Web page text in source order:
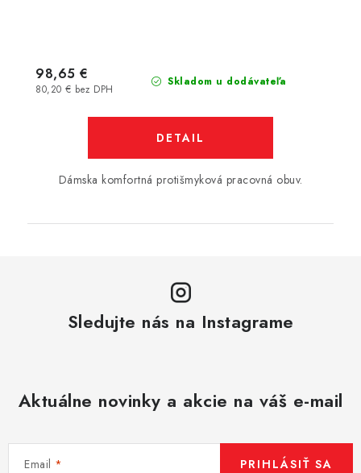
Skladom u dodávateľa
80,20 € bez DPH
98,65 €
DETAIL
Dámska komfortná protišmyková pracovná obuv.
Sledujte nás na Instagrame
Aktuálne novinky a akcie na váš e-mail
Email PRIHLÁSIŤ SA